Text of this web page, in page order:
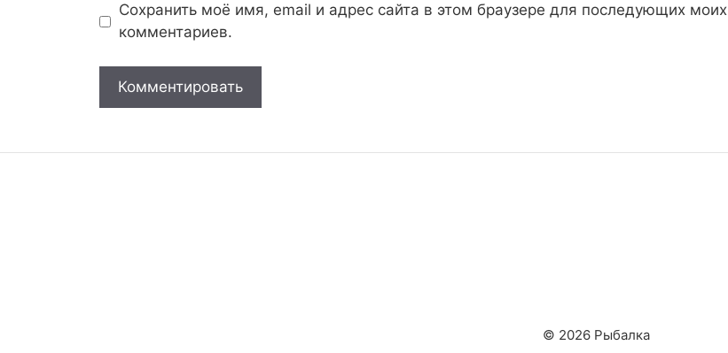
Сохранить моё имя, email и адрес сайта в этом браузере для последующих моих
комментариев.
© 2026 Рыбалка